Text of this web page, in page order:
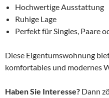
Hochwertige Ausstattung
Ruhige Lage
Perfekt für Singles, Paare
Diese Eigentumswohnung
komfortables und modernes
Haben Sie Interesse? Dann